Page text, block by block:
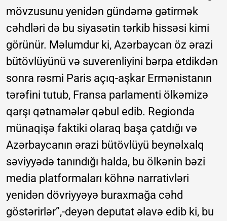
mövzusunu yenidən gündəmə gətirmək
cəhdləri də bu siyasətin tərkib hissəsi kimi
görünür. Məlumdur ki, Azərbaycan öz ərazi
bütövlüyünü və suverenliyini bərpa etdikdən
sonra rəsmi Paris açıq-aşkar Ermənistanın
tərəfini tutub, Fransa parlamenti ölkəmizə
qarşı qətnamələr qəbul edib. Regionda
münaqişə faktiki olaraq başa çatdığı və
Azərbaycanın ərazi bütövlüyü beynəlxalq
səviyyədə tanındığı halda, bu ölkənin bəzi
media platformaları köhnə narrativləri
yenidən dövriyyəyə buraxmağa cəhd
göstərirlər”,-deyən deputat əlavə edib ki, bu